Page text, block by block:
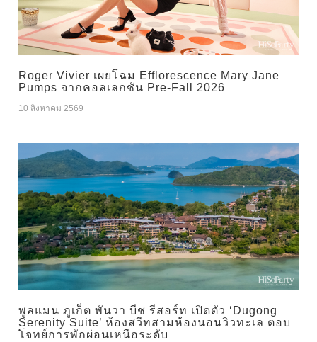
Roger Vivier เผยโฉม Efflorescence Mary Jane
Pumps จากคอลเลกชัน Pre-Fall 2026
10 สิงหาคม 2569
พูลแมน ภูเก็ต พันวา บีช รีสอร์ท เปิดตัว ‘Dugong
Serenity Suite’ ห้องสวีทสามห้องนอนวิวทะเล ตอบ
โจทย์การพักผ่อนเหนือระดับ